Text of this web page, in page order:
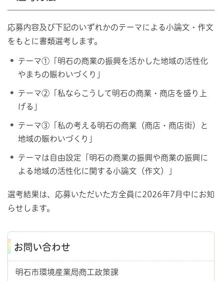
応募内容及び下記のいずれかのテーマによる小論文・作文
をもとに書類選考します。
テーマ①「明石の商業の振興を活かした地域の活性化
やまちの賑わいづくり」
テーマ②「私ならこうして明石の商業・商店を盛り上
げる」
テーマ③「私の考える明石の商業（商店・商店街）と
地域の賑わいづくり」
テーマは自由設定「明石の商業の振興や商業の振興に
よる地域の活性化に関する小論文（作文）」
選考結果は、応募いただいた方全員に2026年7月中にお知
らせします。
お問い合わせ
明石市環境産業局商工政策課